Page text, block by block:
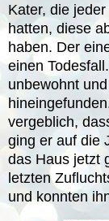
Kater, die
hatten, diese
haben. Der
einen
unbewohnt
vergeblich,
ging er auf die
das Haus jetzt
letzten
und konnten